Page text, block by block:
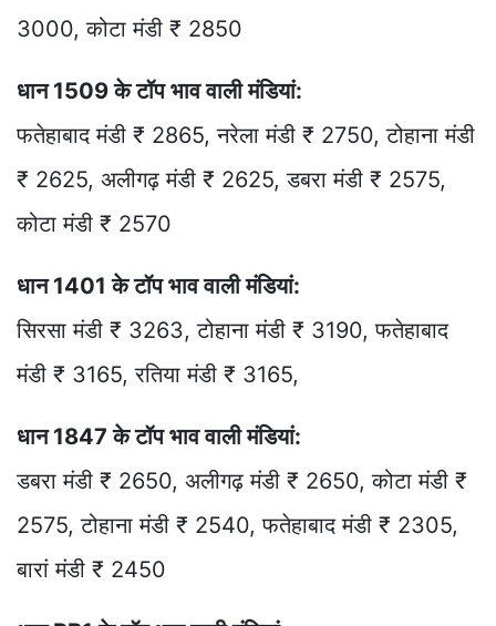
3000, कोटा मंडी ₹ 2850
धान 1509 के टॉप भाव वाली मंडियां:
फतेहाबाद मंडी ₹ 2865, नरेला मंडी ₹ 2750, टोहाना मंडी
₹ 2625, अलीगढ़ मंडी ₹ 2625, डबरा मंडी ₹ 2575,
कोटा मंडी ₹ 2570
धान 1401 के टॉप भाव वाली मंडियां:
सिरसा मंडी ₹ 3263, टोहाना मंडी ₹ 3190, फतेहाबाद
मंडी ₹ 3165, रतिया मंडी ₹ 3165,
धान 1847 के टॉप भाव वाली मंडियां:
डबरा मंडी ₹ 2650, अलीगढ़ मंडी ₹ 2650, कोटा मंडी ₹
2575, टोहाना मंडी ₹ 2540, फतेहाबाद मंडी ₹ 2305,
बारां मंडी ₹ 2450